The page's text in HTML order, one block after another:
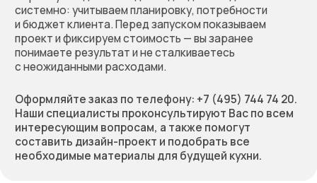
Оставьте заявку
на бесплатный расчёт
стоимости вашей мебели.
Мы перезвоним, обсудим
проект, предложим
решение и зафиксируем
предварительную
стоимость работы